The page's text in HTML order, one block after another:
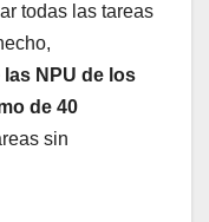
todas las tareas
NPU de los
de 40
sin